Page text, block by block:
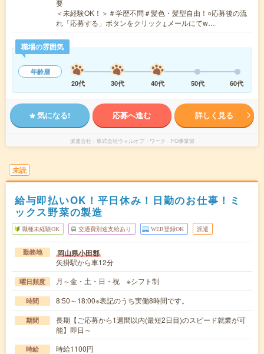
要
＜未経験OK！＞＃学歴不問＃髪色・髪型自由！○応募後の流
れ「応募する」ボタンをクリック↓メールにてw…
職場の雰囲気
年齢層
20代
30代 40代 50代 60代
気になる! 応募へ進む 詳しく見る
派遣会社 株式会社ウィルオブ・ワーク FO事業部
未読
給与即払いOK！平日休み！日勤のお仕事！ミ
ックス野菜の製造
職種未経験OK 交通費別途支給あり WEB登録OK 派遣
勤務地 岡山県小田郡
矢掛駅から車12分
曜日頻度 月～金・土・日・祝 ※シフト制
時間 8:50～18:00※表記のうち実働8時間です。
期間
長期【ご応募から1週間以内(最短2日目)のスピード就業が可
能】即日～
時給 時給1100円